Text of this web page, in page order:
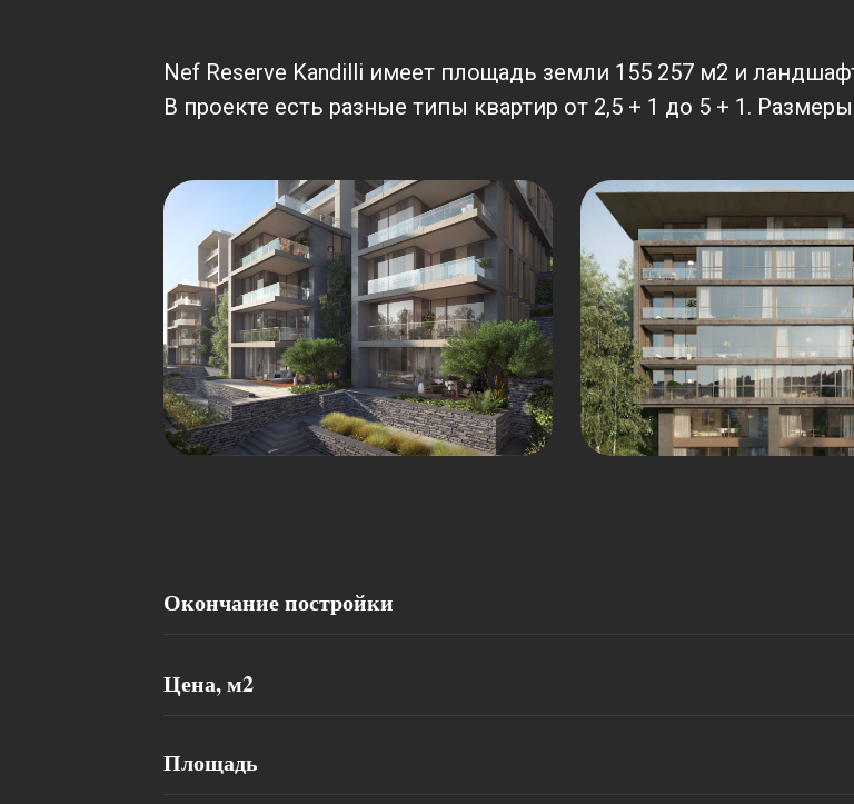
Nef Reserve Kandilli имеет площадь земли 155 257 м2 и
В проекте есть разные типы квартир от 2,5 + 1 до 5 + 1.
Окончание постройки
Цена, м2
Площадь